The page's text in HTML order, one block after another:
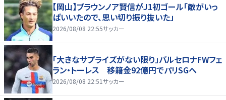
【岡山】ブラウンノア賢信がJ1初ゴール「敵がいっ
ぱいいたので、思い切り振り抜いた」
2026/08/08 22:55サッカー
「大きなサプライズがない限り」バルセロナFWフェ
ラン・トーレス 移籍金92億円でパリSGへ
2026/08/08 22:51サッカー